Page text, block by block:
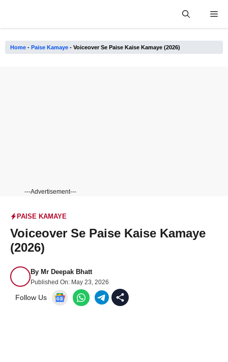
Home - Paise Kamaye - Voiceover Se Paise Kaise Kamaye (2026)
---Advertisement---
PAISE KAMAYE
Voiceover Se Paise Kaise Kamaye
(2026)
By Mr Deepak Bhatt
Published On: May 23, 2026
Follow Us